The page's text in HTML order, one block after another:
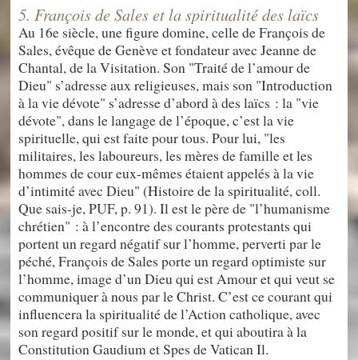
5. François de Sales et la spiritualité des laïcs
Au 16e siècle, une figure domine, celle de François de
Sales, évêque de Genève et fondateur avec Jeanne de
Chantal, de la Visitation. Son "Traité de l’amour de
Dieu" s’adresse aux religieuses, mais son "Introduction
à la vie dévote" s’adresse d’abord à des laïcs : la "vie
dévote", dans le langage de l’époque, c’est la vie
spirituelle, qui est faite pour tous. Pour lui, "les
militaires, les laboureurs, les mères de famille et les
hommes de cour eux-mêmes étaient appelés à la vie
d’intimité avec Dieu" (Histoire de la spiritualité, coll.
Que sais-je, PUF, p. 91). Il est le père de "l’humanisme
chrétien" : à l’encontre des courants protestants qui
portent un regard négatif sur l’homme, perverti par le
péché, François de Sales porte un regard optimiste sur
l’homme, image d’un Dieu qui est Amour et qui veut se
communiquer à nous par le Christ. C’est ce courant qui
influencera la spiritualité de l’Action catholique, avec
son regard positif sur le monde, et qui aboutira à la
Constitution Gaudium et Spes de Vatican Il.